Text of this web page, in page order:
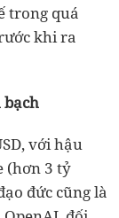
trong quá
khi ra
với hậu
(hơn 3 tỷ
đức cũng là